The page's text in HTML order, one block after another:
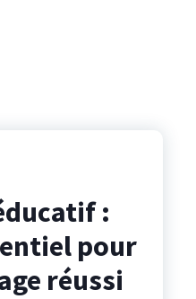
:
pour
réussi